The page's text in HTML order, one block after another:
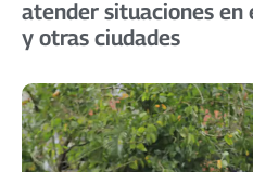
atender situaciones
y otras ciudades